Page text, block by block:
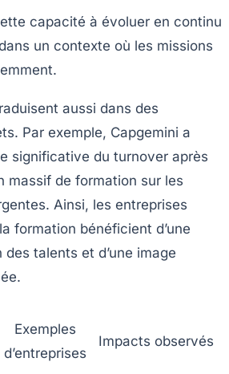
capacité à évoluer en continu
un contexte où les missions
aussi dans des
Par exemple, Capgemini a
significative du turnover après
massif de formation sur les
Ainsi, les entreprises
formation bénéficient d’une
talents et d’une image
Exemples
d’entreprises
Impacts observés